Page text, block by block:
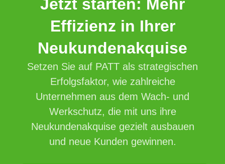
Jetzt starten: Mehr
Effizienz in Ihrer
Neukundenakquise
Setzen Sie auf PATT als strategischen
Erfolgsfaktor, wie zahlreiche
Unternehmen aus dem Wach- und
Werkschutz, die mit uns ihre
Neukundenakquise gezielt ausbauen
und neue Kunden gewinnen.